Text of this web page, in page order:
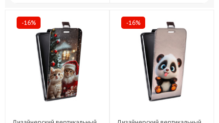
-16% -16%